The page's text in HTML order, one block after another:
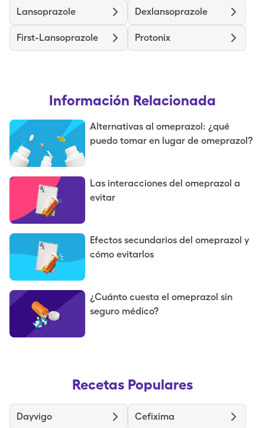
Lansoprazole Dexlansoprazole
First-Lansoprazole Protonix
Información Relacionada
Alternativas al omeprazol: ¿qué
puedo tomar en lugar de omeprazol?
Las interacciones del omeprazol a
evitar
Efectos secundarios del omeprazol y
cómo evitarlos
¿Cuánto cuesta el omeprazol sin
seguro médico?
Recetas Populares
Dayvigo Cefixima